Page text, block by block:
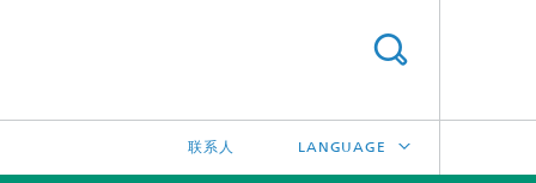
联系人 LANGUAGE